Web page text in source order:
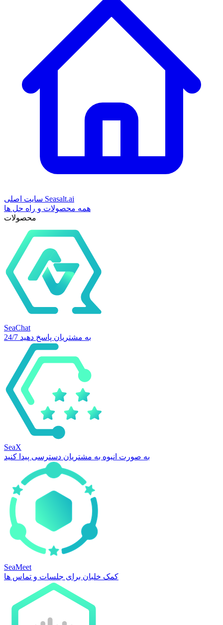
سایت اصلی Seasalt.ai
همه محصولات و راه حل ها
محصولات
SeaChat
24/7 به مشتریان پاسخ دهید
SeaX
به صورت انبوه به مشتریان دسترسی پیدا کنید
SeaMeet
کمک خلبان برای جلسات و تماس ها